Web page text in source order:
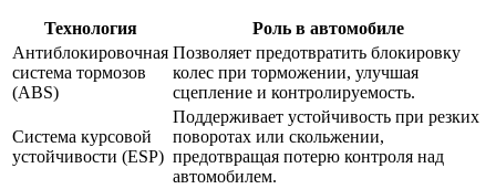
Технология
Роль в автомобиле
Антиблокировочная
система тормозов
(ABS)
Позволяет предотвратить блокировку
колес при торможении, улучшая
сцепление и контролируемость.
Система курсовой
устойчивости (ESP)
Поддерживает устойчивость при резких
поворотах или скольжении,
предотвращая потерю контроля над
автомобилем.